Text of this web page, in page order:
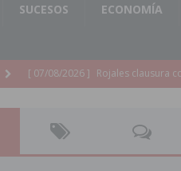
SUCESOS ECONOMÍA
[ 06/08/2026 ] Redován
[ 06/08/2026 ]
El PSOE
[ 06/08/2026 ] La Diputación